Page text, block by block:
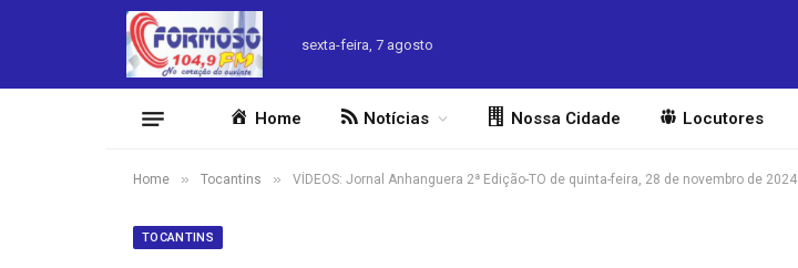
sexta-feira, 7 agosto
Home Notícias Nossa Cidade Locutores
Home » Tocantins » VÍDEOS: Jornal Anhanguera 2ª Edição-TO de quinta-feira, 28 de novembro de 2024
TOCANTINS